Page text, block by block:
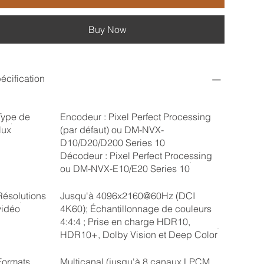
Buy Now
de
Encodeur : Pixel Perfect Processing
(par défaut) ou DM-NVX-
D10/D20/D200 Series 10
Décodeur : Pixel Perfect Processing
ou DM-NVX-E10/E20 Series 10
Jusqu'à 4096x2160@60Hz (DCI
4K60); Échantillonnage de couleurs
4:4:4 ; Prise en charge HDR10,
HDR10+, Dolby Vision et Deep Color
Multicanal (jusqu'à 8 canaux LPCM